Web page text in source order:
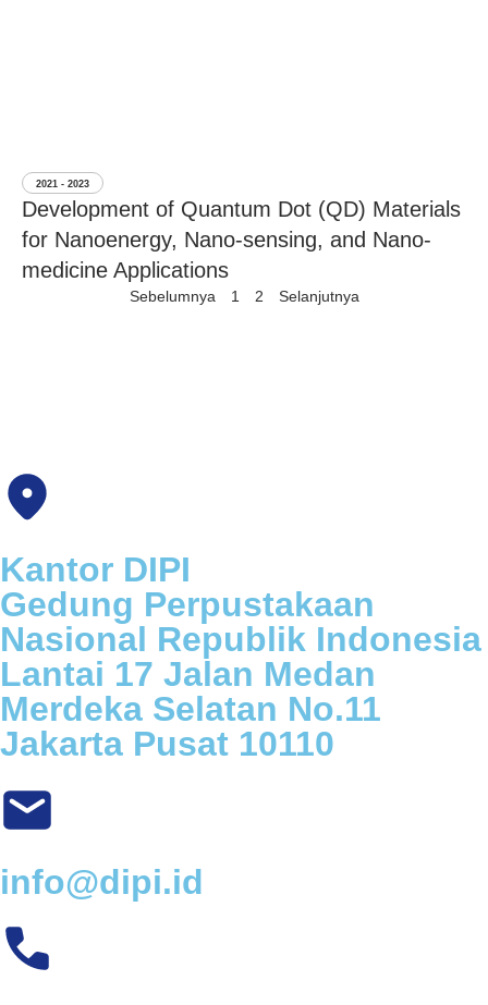
2021 - 2023
Development of Quantum Dot (QD) Materials
for Nanoenergy, Nano-sensing, and Nano-
medicine Applications
Sebelumnya 1 2 Selanjutnya
Kantor DIPI
Gedung Perpustakaan
Nasional Republik Indonesia
Lantai 17 Jalan Medan
Merdeka Selatan No.11
Jakarta Pusat 10110
info@dipi.id